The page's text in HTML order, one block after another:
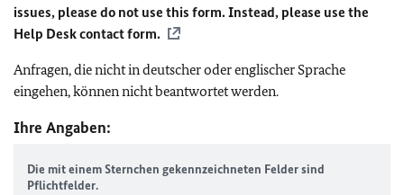
issues, please do not use this form. Instead, please use the
Help Desk contact form.
Anfragen, die nicht in deutscher oder englischer Sprache
eingehen, können nicht beantwortet werden.
Ihre Angaben:
Die mit einem Sternchen gekennzeichneten Felder sind
Pflichtfelder.